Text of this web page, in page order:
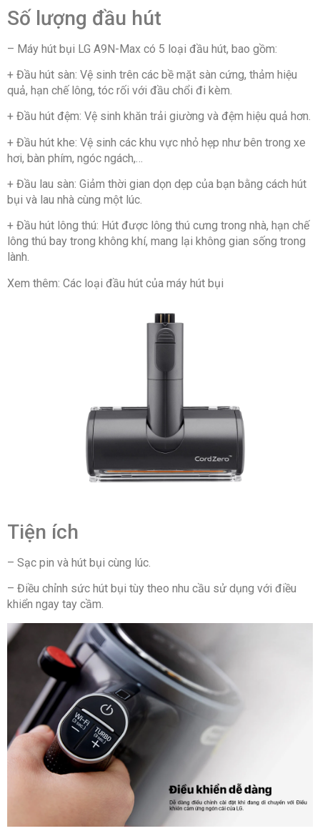
Số lượng đầu hút
– Máy hút bụi LG A9N-Max có 5 loại đầu hút, bao gồm:
+ Đầu hút sàn: Vệ sinh trên các bề mặt sàn cứng, thảm hiệu
quả, hạn chế lông, tóc rối với đầu chổi đi kèm.
+ Đầu hút đệm: Vệ sinh khăn trải giường và đệm hiệu quả hơn.
+ Đầu hút khe: Vệ sinh các khu vực nhỏ hẹp như bên trong xe
hơi, bàn phím, ngóc ngách,…
+ Đầu lau sàn: Giảm thời gian dọn dẹp của bạn bằng cách hút
bụi và lau nhà cùng một lúc.
+ Đầu hút lông thú: Hút được lông thú cưng trong nhà, hạn chế
lông thú bay trong không khí, mang lại không gian sống trong
lành.
Xem thêm: Các loại đầu hút của máy hút bụi
Tiện ích
– Sạc pin và hút bụi cùng lúc.
– Điều chỉnh sức hút bụi tùy theo nhu cầu sử dụng với điều
khiển ngay tay cầm.